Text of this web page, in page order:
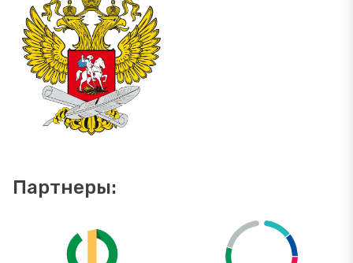
Партнеры: